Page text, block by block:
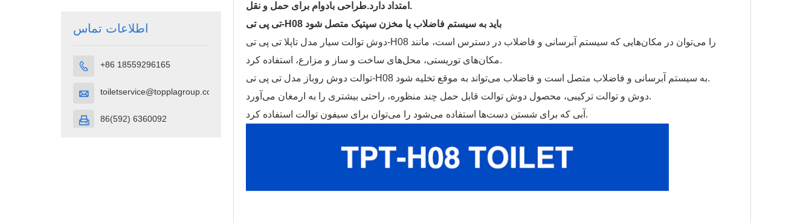
اطلاعات تماس
 +86 18559296165
 toiletservice@topplagroup.com
 86(592) 6360092
امتداد دارد. طراحی بادوام برای حمل و نقل.
دوش توالت سیار مدل تاپلا تی پی تی-H08 را می‌توان در مکان‌هایی که سیستم آبرسانی و فاضلاب در دسترس است، مانند
مکان‌های توریستی، محل‌های ساخت و ساز و مزارع، استفاده کرد.
توالت دوش روباز مدل تی پی تی-H08 به سیستم آبرسانی و فاضلاب متصل است و فاضلاب می‌تواند به موقع تخلیه شود.
دوش و توالت ترکیبی، محصول دوش توالت قابل حمل چند منظوره، راحتی بیشتری را به ارمغان می‌آورد.
آبی که برای شستن دست‌ها استفاده می‌شود را می‌توان برای سیفون توالت استفاده کرد.